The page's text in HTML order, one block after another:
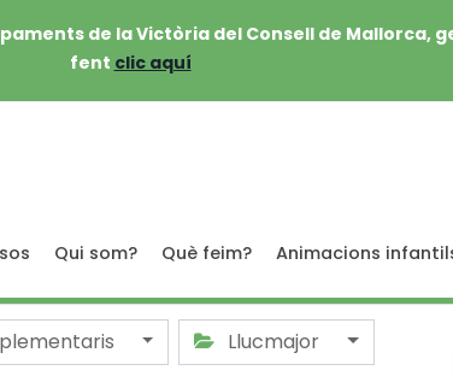
de la Victòria del Consell de Mallorca,
fent clic aquí
Qui som? Què feim? Animacions
Llucmajor